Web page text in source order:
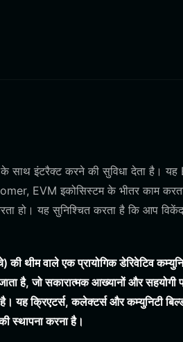
इंटरैक्ट करने की सुविधा देता है। यह
EVM इकोसिस्टम के भीतर काम
हो। यह सुनिश्चित करता है कि आप
थीम वाले एक प्रायोगिक डेरिवेटिव
है, जो सकारात्मक आख्यानों और सहयोगी
क्रिएटर्स, कलेक्टर्स और कम्युनिटी
स्थापना करना है।